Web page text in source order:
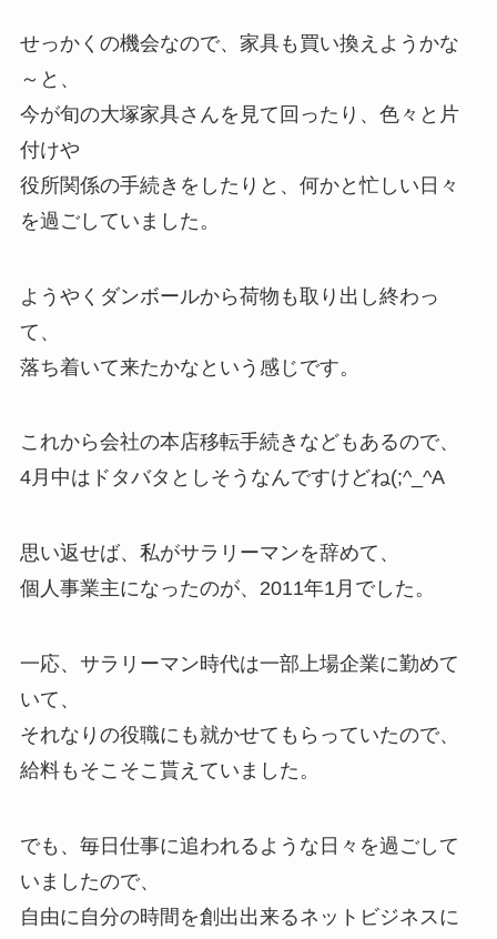
せっかくの機会なので、家具も買い換えようかな
～と、
今が旬の大塚家具さんを見て回ったり、色々と片
付けや
役所関係の手続きをしたりと、何かと忙しい日々
を過ごしていました。
ようやくダンボールから荷物も取り出し終わっ
て、
落ち着いて来たかなという感じです。
これから会社の本店移転手続きなどもあるので、
4月中はドタバタとしそうなんですけどね(;^_^A
思い返せば、私がサラリーマンを辞めて、
個人事業主になったのが、2011年1月でした。
一応、サラリーマン時代は一部上場企業に勤めて
いて、
それなりの役職にも就かせてもらっていたので、
給料もそこそこ貰えていました。
でも、毎日仕事に追われるような日々を過ごして
いましたので、
自由に自分の時間を創出出来るネットビジネスに